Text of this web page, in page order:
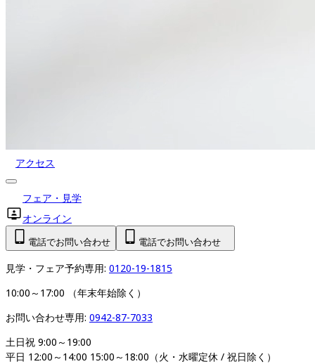
アクセス
フェア・見学
オンライン
電話でお問い合わせ 電話でお問い合わせ
見学・フェア予約専用: 0120-19-1815
10:00～17:00 （年末年始除く）
お問い合わせ専用: 0942-87-7033
土日祝 9:00～19:00
平日 12:00～14:00 15:00～18:00（火・水曜定休 / 祝日除く）